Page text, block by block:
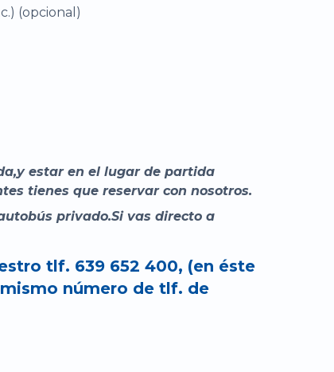
(opcional)
estar en el lugar de partida
tienes que reservar con nosotros.
privado.Si vas directo a
tlf. 639 652 400, (en éste
número de tlf. de